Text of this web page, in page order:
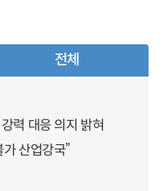
전체
력 대응 의지 밝혀
산업강국”